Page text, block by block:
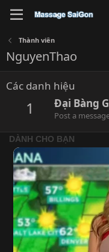
Thành viên
NguyenThao
Các danh hiệu
1 Đại Bàng
Post a